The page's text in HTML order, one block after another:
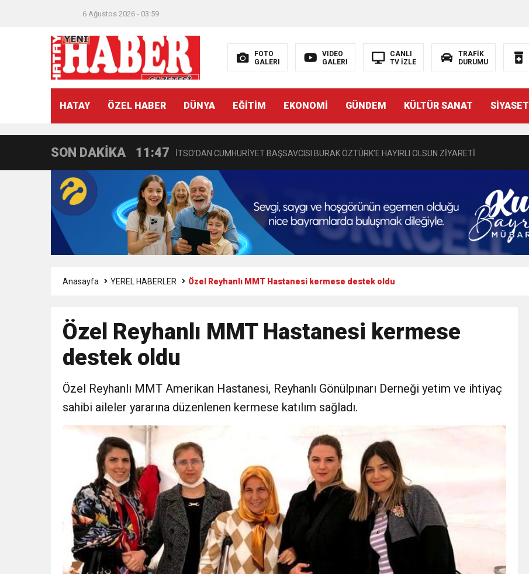
6 Ağustos 2026 - 03:59
FOTO
GALERI
VIDEO
GALERI
CANLI
TV İZLE
TRAFİK
DURUMU
HATAY ÖZEL HABER DÜNYA EĞİTİM EKONOMİ GÜNDEM KÜLTÜR SANAT SİYASET
SON DAKİKA
21:40
11:47 İTSO’DAN CUMHURİYET BAŞSAVCISI BURAK ÖZTÜRK’E HAYIRLI OLSUN ZİYARETİ
18:55 İNCE’NİN CHP’DE KALMASININ PERDE ARKASI: GÖRÜNENDEN DAHA FAZLASI MI VAR?
11:57 IŞIL Eczanesi Görkemli Bir Törenle Hizmete Açıldı
21:40
6:19 HBB BAŞKANI ÖNTÜRK’ÜN CUMHURİYET BAYRAMI MESAJI
17:36 KURUMLAR VERGİSİ ERTELENDİ
21:40 CEYLANDERE’DE BAŞKAN EMRAH KARAÇAY’A SEVGİ SELİ
18:22 BAŞKAN SAMİ ÜSTÜN’DEN GÖNÜLLERE DOKUNAN ZİYARET
Anasayfa YEREL HABERLER Özel Reyhanlı MMT Hastanesi kermese destek oldu
Özel Reyhanlı MMT Hastanesi kermese
destek oldu
Özel Reyhanlı MMT Amerikan Hastanesi, Reyhanlı Gönülpınarı Derneği yetim ve ihtiyaç
sahibi aileler yararına düzenlenen kermese katılım sağladı.